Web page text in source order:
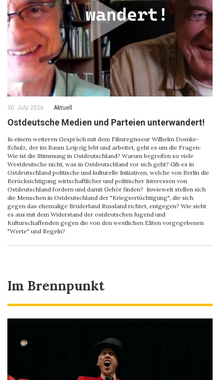
30. July 2026 Aktuell
Ostdeutsche Medien und Parteien unterwandert!
In einem weiteren Gespräch mit dem Filmregisseur Wilhelm Domke-
Schulz, der im Raum Leipzig lebt und arbeitet, geht es um die Fragen:
Wie ist die Stimmung in Ostdeutschland? Warum begreifen so viele
Westdeutsche nicht, was in Ostdeutschland vor sich geht? Gib es in
Ostdeutschland politische und kulturelle Initiativen, welche von Berlin die
Berücksichtigung wirtschaftlicher und politischer Interessen von
Ostdeutschland fordern und damit Gehör finden? Inwieweit stellen sich
die Menschen in Ostdeutschland der "Kriegsertüchtigung", die sich
gegen das ehemalige Bruderland Russland richtet, entgegen? Wie sieht
es aus mit dem Widerstand der ostdeutschen Jugend und
Kulturschaffenden gegen die von den westlichen Eliten vorgegebenen
"Werte" und Regeln?
Im Brennpunkt